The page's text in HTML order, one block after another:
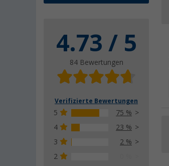
4.73 / 5
84 Bewertungen
Verifizierte Bewertungen
5
75 %
4
23 %
3
2 %
2